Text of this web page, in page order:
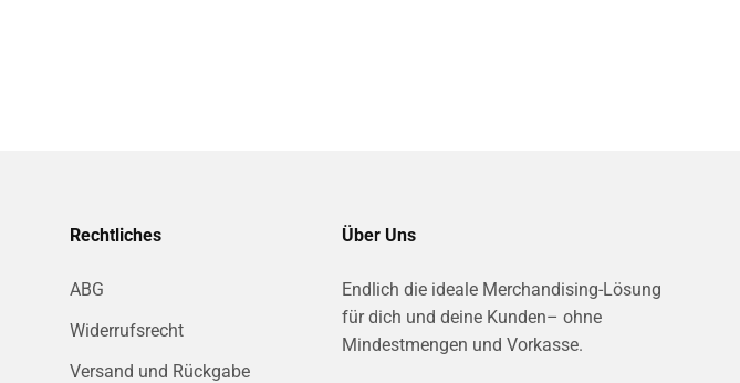
Rechtliches
ABG
Widerrufsrecht
Versand und Rückgabe
Über Uns
Endlich die ideale Merchandising-Lösung
für dich und deine Kunden– ohne
Mindestmengen und Vorkasse.